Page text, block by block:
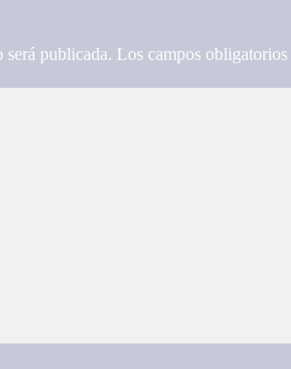
publicada. Los campos obligatorios